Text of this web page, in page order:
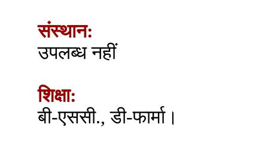
संस्थान:
उपलब्ध नहीं
शिक्षा:
बी-एससी., डी-फार्मा।